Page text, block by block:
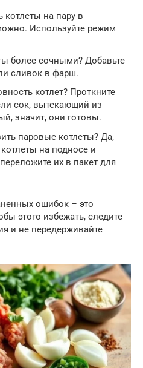
на пару в
Используйте режим
более сочными? Добавьте
сливок в фарш.
котлет? Проткните
сок, вытекающий из
значит, они готовы.
паровые котлеты? Да,
на подносе и
их в пакет для
ошибок – это
этого избежать, следите
и не передерживайте